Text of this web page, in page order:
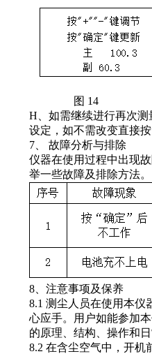
图 14
H、如需继续进行再次
设定，如不需改变直接
7、 故障分析与排除
仪器在使用过程中出现
举一些故障及排除方法。
8、注意事项及保养
8.1 测尘人员在使用本仪
心应手。用户如能参加
的原理、结构、操作和
8.2 在含尘空气中，开机